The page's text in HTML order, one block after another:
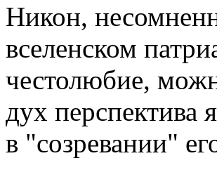
Hикон,
вселенском
честолюбие,
дух
в "созpевании"